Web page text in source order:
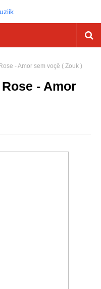
- Amor sem voçê ( Zouk )
- Amor